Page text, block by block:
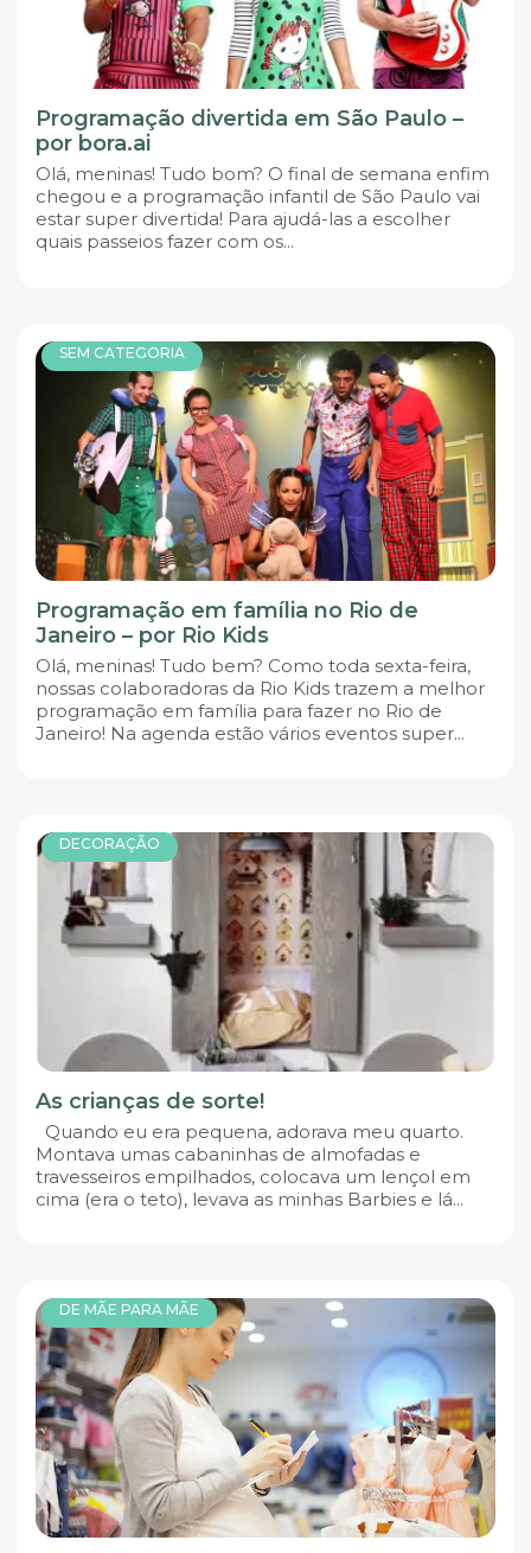
Programação divertida em São Paulo –
por bora.ai
Olá, meninas! Tudo bom? O final de semana enfim
chegou e a programação infantil de São Paulo vai
estar super divertida! Para ajudá-las a escolher
quais passeios fazer com os...
SEM CATEGORIA
Programação em família no Rio de
Janeiro – por Rio Kids
Olá, meninas! Tudo bem? Como toda sexta-feira,
nossas colaboradoras da Rio Kids trazem a melhor
programação em família para fazer no Rio de
Janeiro! Na agenda estão vários eventos super...
DECORAÇÃO
As crianças de sorte!
Quando eu era pequena, adorava meu quarto.
Montava umas cabaninhas de almofadas e
travesseiros empilhados, colocava um lençol em
cima (era o teto), levava as minhas Barbies e lá...
DE MÃE PARA MÃE